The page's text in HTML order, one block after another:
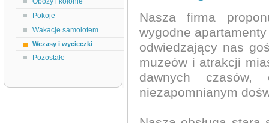
Pokoje
Wakacje samolotem
Wczasy i wycieczki
Pozostałe
Nasza firma
wygodne
odwiedzający nas
muzeów i atrakcji
dawnych
niezapomnianym